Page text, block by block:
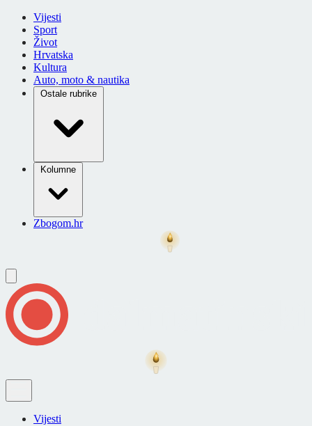
Vijesti
Sport
Život
Hrvatska
Kultura
Auto, moto & nautika
Ostale rubrike
Kolumne
Zbogom.hr
Vijesti